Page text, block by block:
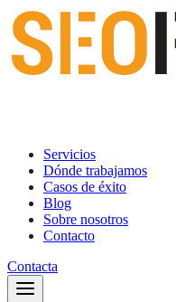
Servicios
Dónde trabajamos
Casos de éxito
Blog
Sobre nosotros
Contacto
Contacta